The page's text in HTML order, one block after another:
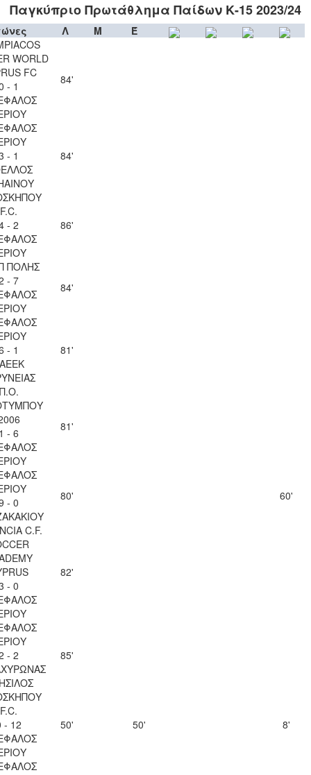
Παγκύπριο Πρωτάθλημα Παίδων Κ-15 2023/24
Λ Μ
Έ
WORLD
FC
- 1
84'
- 1
84'
F.C.
- 2
86'
ΠΟΛΗΣ
- 7
84'
- 1
81'
- 6
81'
- 0
80' 60'
C.F.
- 0
82'
- 2
85'
F.C.
- 12
50' 50' 8'